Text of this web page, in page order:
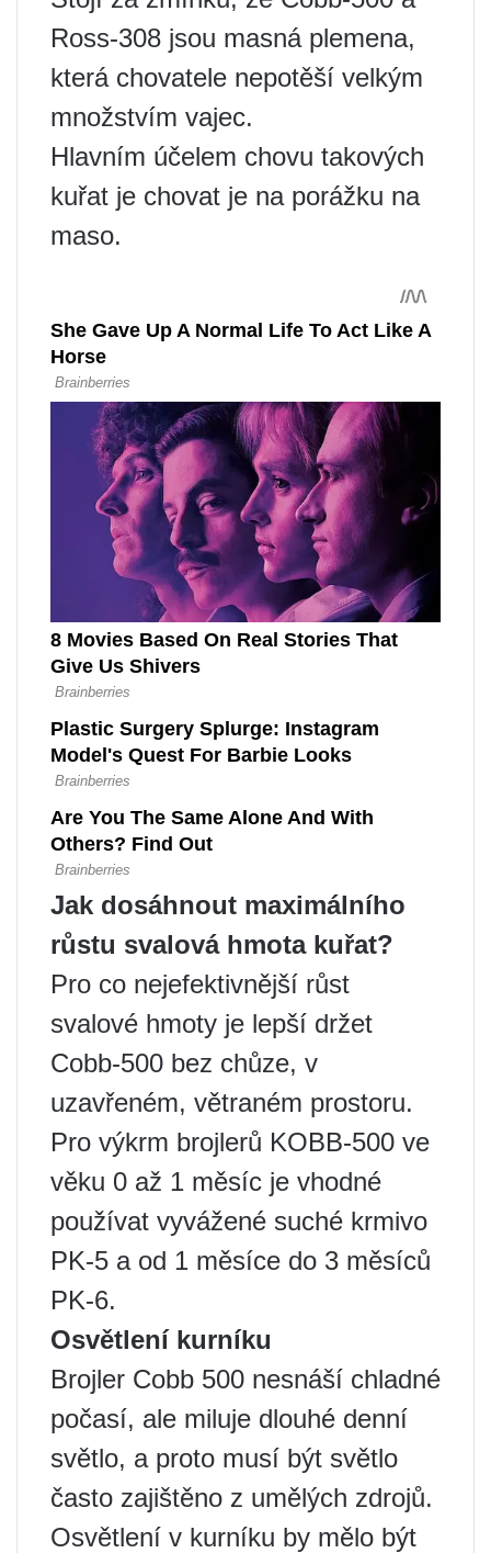
Ross-308 jsou masná plemena,
která chovatele nepotěší velkým
množstvím vajec.
Hlavním účelem chovu takových
kuřat je chovat je na porážku na
maso.
Jak dosáhnout maximálního
růstu svalová hmota kuřat?
Pro co nejefektivnější růst
svalové hmoty je lepší držet
Cobb-500 bez chůze, v
uzavřeném, větraném prostoru.
Pro výkrm brojlerů KOBB-500 ve
věku 0 až 1 měsíc je vhodné
používat vyvážené suché krmivo
PK-5 a od 1 měsíce do 3 měsíců
PK-6.
Osvětlení kurníku
Brojler Cobb 500 nesnáší chladné
počasí, ale miluje dlouhé denní
světlo, a proto musí být světlo
často zajištěno z umělých zdrojů.
Osvětlení v kurníku by mělo být